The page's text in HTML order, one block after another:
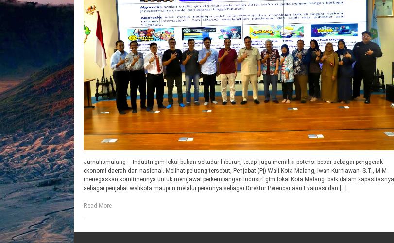
Jurnalismalang – Industri gim lokal bukan sekadar hiburan, tetapi juga memiliki potensi besar sebagai penggerak
ekonomi daerah dan nasional. Melihat peluang tersebut, Penjabat (Pj) Wali Kota Malang, Iwan Kurniawan, S.T., M.M
menegaskan komitmennya untuk mengawal perkembangan industri gim lokal Kota Malang, baik dalam kapasitasnya
sebagai penjabat walikota maupun melalui perannya sebagai Direktur Perencanaan Evaluasi dan […]
Read More